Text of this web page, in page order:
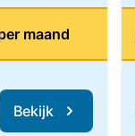
maand
Bekijk